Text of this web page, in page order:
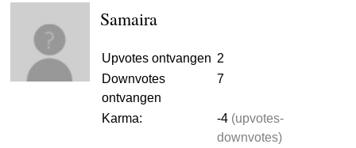
Samaira
Upvotes ontvangen 2
Downvotes
ontvangen
7
Karma: -4 (upvotes-
downvotes)